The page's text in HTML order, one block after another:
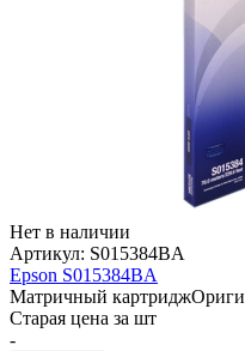
Нет в наличии
Артикул: S015384BA
Epson S015384BA
Матричный картридж
Старая цена за шт
-